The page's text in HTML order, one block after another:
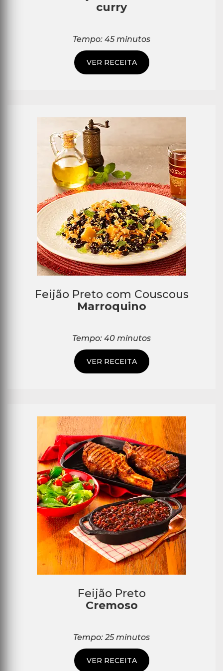
curry
Tempo: 45 minutos
VER RECEITA
Feijão Preto com Couscous
Marroquino
Tempo: 40 minutos
VER RECEITA
Feijão Preto
Cremoso
Tempo: 25 minutos
VER RECEITA